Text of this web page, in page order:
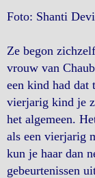
Foto: Shanti
Ze begon
vrouw van
een kind had dat
vierjarig kind je
het algemeen.
als een vierjarig
kun je haar dan
gebeurtenissen